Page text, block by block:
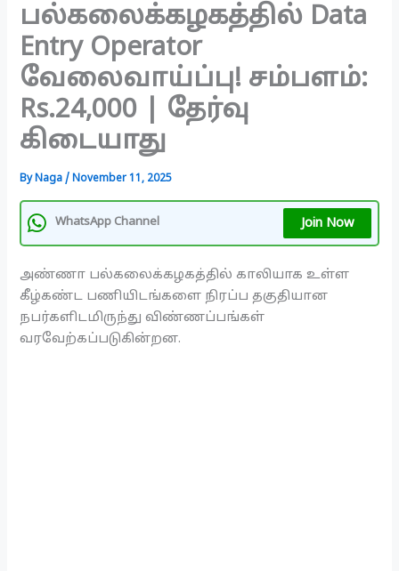
பல்கலைக்கழகத்தில் Data
Entry Operator
வேலைவாய்ப்பு! சம்பளம்:
Rs.24,000 | தேர்வு
கிடையாது
ByNaga/November 11, 2025
WhatsApp Channel Join Now
அண்ணா பல்கலைக்கழகத்தில் காலியாக உள்ள
கீழ்கண்ட பணியிடங்களை நிரப்ப தகுதியான
நபர்களிடமிருந்து விண்ணப்பங்கள்
வரவேற்கப்படுகின்றன.